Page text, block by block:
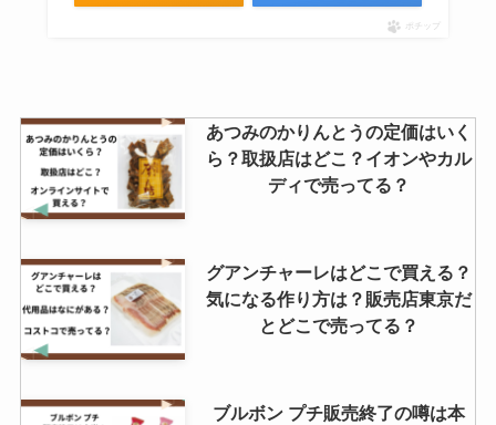
ポチップ
あつみのかりんとうの定価はいく
ら？取扱店はどこ？イオンやカル
ディで売ってる？
グアンチャーレはどこで買える？
気になる作り方は？販売店東京だ
とどこで売ってる？
ブルボン プチ販売終了の噂は本